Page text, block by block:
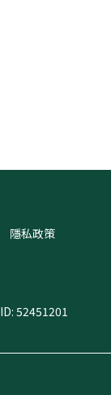
隱私政策
52451201